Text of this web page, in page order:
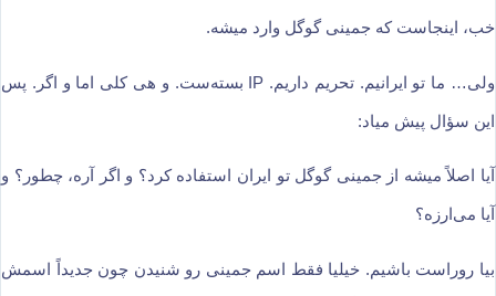
خب، اینجاست که جمینی گوگل وارد میشه.
ولی… ما تو ایرانیم. تحریم داریم. IP بسته‌ست. و هی کلی اما و اگر. پس
این سؤال پیش میاد:
آیا اصلاً میشه از جمینی گوگل تو ایران استفاده کرد؟ و اگر آره، چطور؟ و
آیا می‌ارزه؟
بیا روراست باشیم. خیلیا فقط اسم جمینی رو شنیدن چون جدیداً اسمش